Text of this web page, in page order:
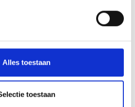
voor social media te bieden
te analyseren. Ook delen we
adverteren en analyse. Deze
gegevens combineren met andere
Alles toestaan
toestaan